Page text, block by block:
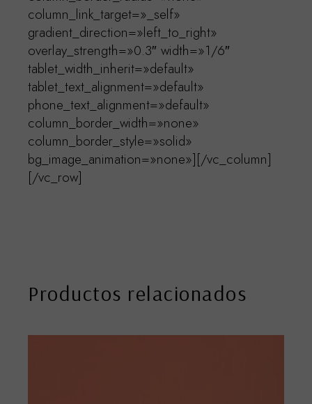
column_link_target=»_self»
gradient_direction=»left_to_right»
overlay_strength=»0.3″ width=»1/6″
tablet_width_inherit=»default»
tablet_text_alignment=»default»
phone_text_alignment=»default»
column_border_width=»none»
column_border_style=»solid»
bg_image_animation=»none»][/vc_column]
[/vc_row]
Productos relacionados